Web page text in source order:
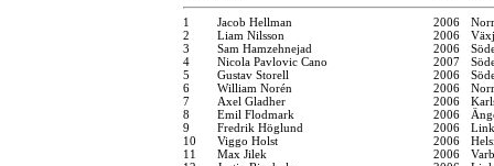
1 Jacob Hellman 2006
2
Liam Nilsson 2006
3
Sam Hamzehnejad 2006
4
Nicola Pavlovic Cano 2007
5
Gustav Storell 2006
6
William Norén 2006
7
Axel Gladher 2006
8
Emil Flodmark 2006
9
Fredrik Höglund 2006
10
Viggo Holst 2006
11
Max Jilek 2006